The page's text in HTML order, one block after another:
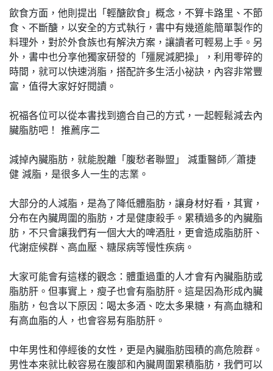
飲食方面，他則提出「輕醣飲食」概念，不算卡路里、不節
食、不斷醣，以安全的方式執行，書中有幾道能簡單製作的
料理外，對於外食族也有解決方案，讓讀者可輕易上手。另
外，書中也分享他獨家研發的「殭屍減肥操」，利用零碎的
時間，就可以快速消脂，搭配許多生活小祕訣，內容非常豐
富，值得大家好好閱讀。
祝福各位可以從本書找到適合自己的方式，一起輕鬆減去內
臟脂肪吧！ 推薦序二
減掉內臟脂肪，就能脫離「腹愁者聯盟」 減重醫師╱蕭捷
健 減脂，是很多人一生的志業。
大部分的人減脂，是為了降低體脂肪，讓身材好看，其實，
分布在內臟周圍的脂肪，才是健康殺手。累積過多的內臟脂
肪，不只會讓我們有一個大大的啤酒肚，更會造成脂肪肝、
代謝症候群、高血壓、糖尿病等慢性疾病。
大家可能會有這樣的觀念：體重過重的人才會有內臟脂肪或
脂肪肝。但事實上，瘦子也會有脂肪肝。這是因為形成內臟
脂肪，包含以下原因：喝太多酒、吃太多果糖，有高血糖和
有高血脂的人，也會容易有脂肪肝。
中年男性和停經後的女性，更是內臟脂肪囤積的高危險群。
男性本來就比較容易在腹部和內臟周圍累積脂肪，我們可以